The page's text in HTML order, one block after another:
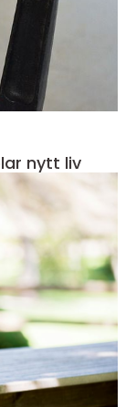
stolar nytt liv